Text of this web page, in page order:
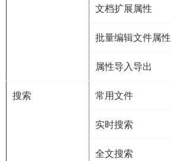
文档扩展属性
批量编辑文件属性
属性导入导出
搜索 常用文件
实时搜索
全文搜索